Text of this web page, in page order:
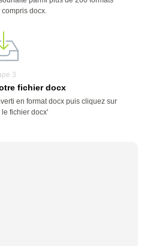
docx.
3
fichier docx
en format docx puis cliquez sur
fichier docx'